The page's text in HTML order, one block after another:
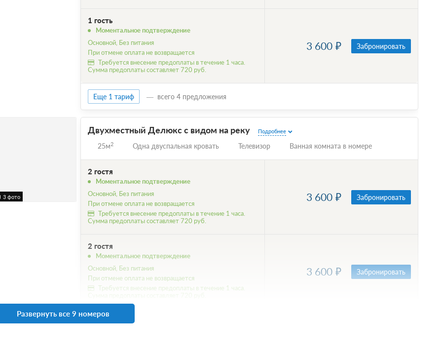
1 гость
Моментальное подтверждение
Основной, Без питания
При отмене оплата не возвращается
Требуется внесение предоплаты в течение 1 часа.
Сумма предоплаты составляет 720 руб.
3 600 Забронировать
Еще 1 тариф всего 4 предложения
3 фото
Двухместный Делюкс с видом на реку Подробнее
25м2 Одна двуспальная кровать Телевизор Ванная комната в номере
2 гостя
Моментальное подтверждение
Основной, Без питания
При отмене оплата не возвращается
Требуется внесение предоплаты в течение 1 часа.
Сумма предоплаты составляет 720 руб.
3 600 Забронировать
2 гостя
Моментальное подтверждение
Основной, Без питания
При отмене оплата не возвращается
Требуется внесение предоплаты в течение 1 часа.
3 600 Забронировать
1 гость
Развернуть все 9 номеров